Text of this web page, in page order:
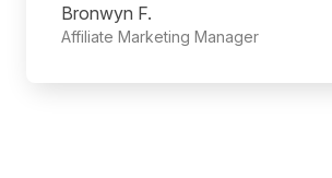
Bronwyn F.
Affiliate Marketing Manager